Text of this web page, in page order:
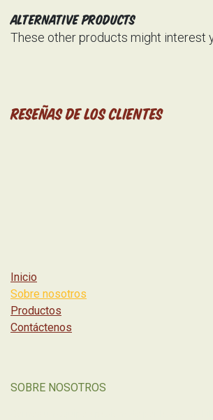
Alternative Products
These other products might interest
Reseñas de los clientes
Inicio
Sobre nosotros
Productos
Contáctenos
SOBRE NOSOTROS